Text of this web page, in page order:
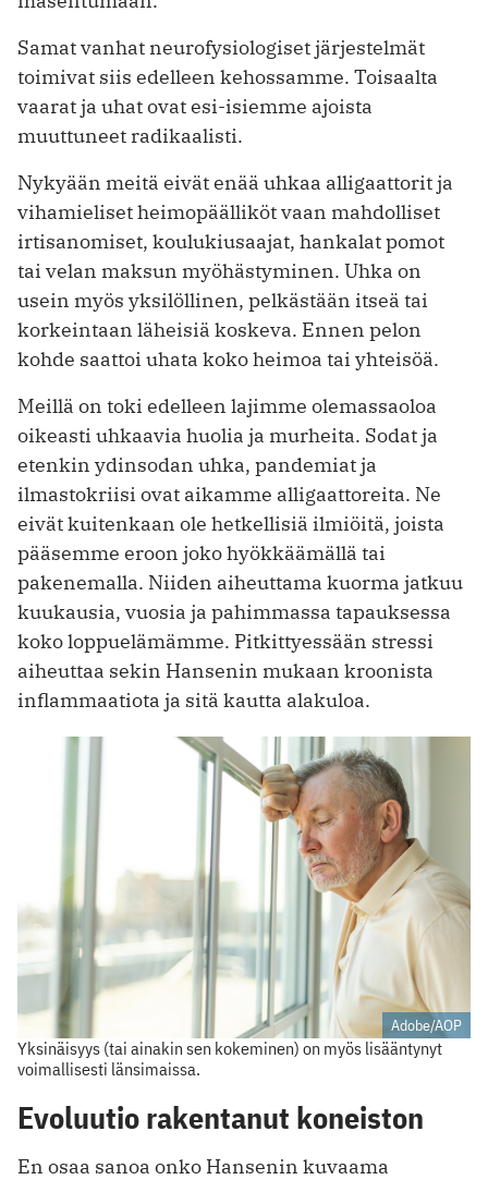
Samat vanhat neurofysiologiset järjestelmät
toimivat siis edelleen kehossamme. Toisaalta
vaarat ja uhat ovat esi-isiemme ajoista
muuttuneet radikaalisti.
Nykyään meitä eivät enää uhkaa alligaattorit ja
vihamieliset heimopäälliköt vaan mahdolliset
irtisanomiset, koulukiusaajat, hankalat pomot
tai velan maksun myöhästyminen. Uhka on
usein myös yksilöllinen, pelkästään itseä tai
korkeintaan läheisiä koskeva. Ennen pelon
kohde saattoi uhata koko heimoa tai yhteisöä.
Meillä on toki edelleen lajimme olemassaoloa
oikeasti uhkaavia huolia ja murheita. Sodat ja
etenkin ydinsodan uhka, pandemiat ja
ilmastokriisi ovat aikamme alligaattoreita. Ne
eivät kuitenkaan ole hetkellisiä ilmiöitä, joista
pääsemme eroon joko hyökkäämällä tai
pakenemalla. Niiden aiheuttama kuorma jatkuu
kuukausia, vuosia ja pahimmassa tapauksessa
koko loppuelämämme. Pitkittyessään stressi
aiheuttaa sekin Hansenin mukaan kroonista
inflammaatiota ja sitä kautta alakuloa.
Adobe/AOP
Yksinäisyys (tai ainakin sen kokeminen) on myös lisääntynyt
voimallisesti länsimaissa.
Evoluutio rakentanut koneiston
En osaa sanoa onko Hansenin kuvaama